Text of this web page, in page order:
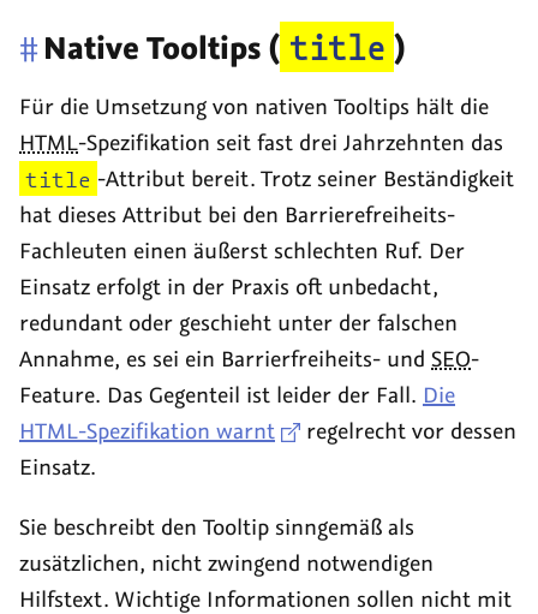
# NativeTooltips ( title )
Für die Umsetzung von nativen Tooltips hält die
HTML-Spezifikation seit fast drei Jahrzehnten das
title -Attribut bereit. Trotz seiner Beständigkeit
hat dieses Attribut bei den Barrierefreiheits-
Fachleuten einen äußerst schlechten Ruf. Der
Einsatz erfolgt in der Praxis oft unbedacht,
redundant oder geschieht unter der falschen
Annahme, es sei ein Barrierfreiheits- und SEO-
Feature. Das Gegenteil ist leider der Fall. Die
HTML-Spezifikation warnt
regelrecht vor dessen
Einsatz.
Sie beschreibt den Tooltip sinngemäß als
zusätzlichen, nicht zwingend notwendigen
Hilfstext. Wichtige Informationen sollen nicht mit